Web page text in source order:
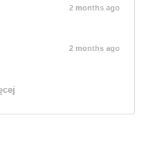
2 months ago
2 months ago